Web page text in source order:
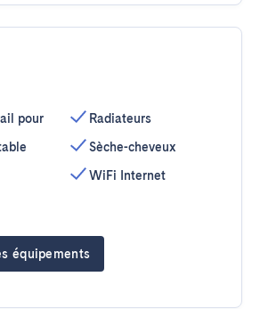
pour
Radiateurs
Sèche-cheveux
WiFi Internet
équipements